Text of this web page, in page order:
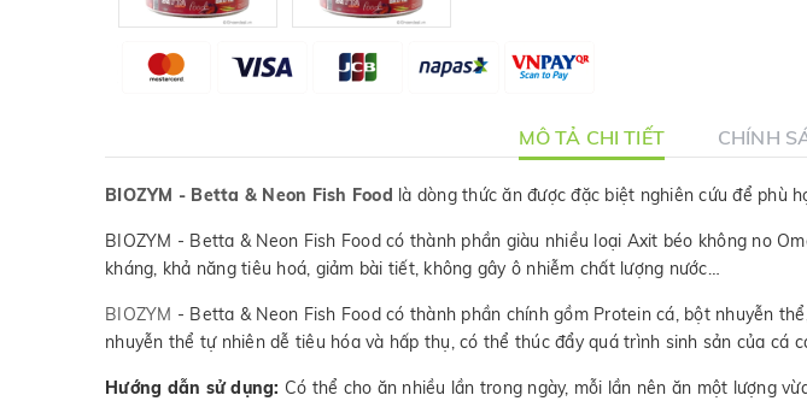
MÔ TẢ CHI TIẾT CHÍNH
BIOZYM - Betta & Neon Fish Food là dòng thức ăn được đặc biệt nghiên cứu để phù
BIOZYM - Betta & Neon Fish Food có thành phần giàu nhiều loại Axit béo không no
kháng, khả năng tiêu hoá, giảm bài tiết, không gây ô nhiễm chất lượng nước…
BIOZYM - Betta & Neon Fish Food có thành phần chính gồm Protein cá, bột nhuyễn
nhuyễn thể tự nhiên dễ tiêu hóa và hấp thụ, có thể thúc đẩy quá trình sinh sản của cá
Hướng dẫn sử dụng: Có thể cho ăn nhiều lần trong ngày, mỗi lần nên ăn một lượng